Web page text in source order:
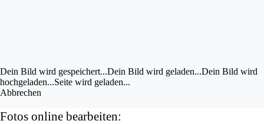
Dein Bild wird gespeichert...Dein Bild wird geladen...Dein Bild wird
hochgeladen...Seite wird geladen...
Abbrechen
Fotos online bearbeiten: